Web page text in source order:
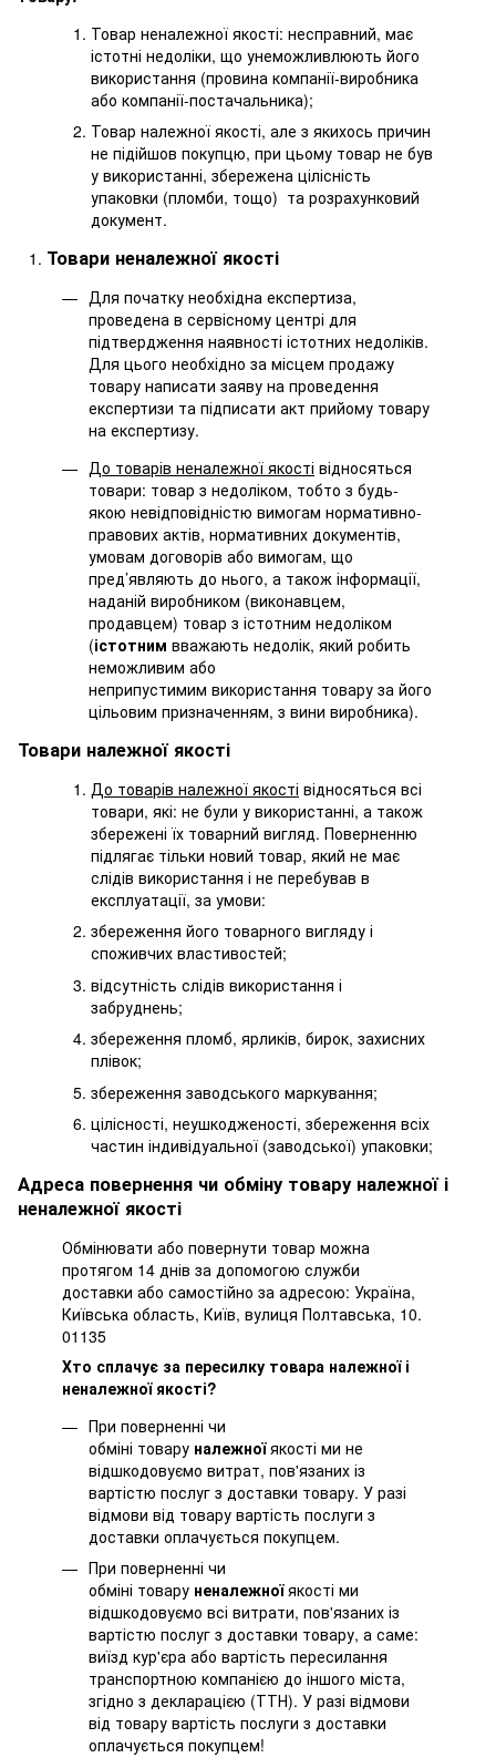
Товар неналежної якості: несправний, має
істотні недоліки, що унеможливлюють його
використання (провина компанії-виробника
або компанії-постачальника);
Товар належної якості, але з якихось причин
не підійшов покупцю, при цьому товар не був
у використанні, збережена цілісність
упаковки (пломби, тощо) та розрахунковий
документ.
Товари неналежної якості
Для початку необхідна експертиза,
проведена в сервісному центрі для
підтвердження наявності істотних недоліків.
Для цього необхідно за місцем продажу
товару написати заяву на проведення
експертизи та підписати акт прийому товару
на експертизу.
До товарів неналежної якості відносяться
товари: товар з недоліком, тобто з будь-
якою невідповідністю вимогам нормативно-
правових актів, нормативних документів,
умовам договорів або вимогам, що
пред’являють до нього, а також інформації,
наданій виробником (виконавцем,
продавцем) товар з істотним недоліком
(істотним вважають недолік, який робить
неможливим або
неприпустимим використання товару за його
цільовим призначенням, з вини виробника).
Товари належної якості
До товарів належної якості відносяться всі
товари, які: не були у використанні, а також
збережені їх товарний вигляд. Поверненню
підлягає тільки новий товар, який не має
слідів використання і не перебував в
експлуатації, за умови:
збереження його товарного вигляду і
споживчих властивостей;
відсутність слідів використання і
забруднень;
збереження пломб, ярликів, бирок, захисних
плівок;
збереження заводського маркування;
цілісності, неушкодженості, збереження всіх
частин індивідуальної (заводської) упаковки;
Адреса повернення чи обміну товару належної і
неналежної якості
Обмінювати або повернути товар можна
протягом 14 днів за допомогою служби
доставки або самостійно за адресою: Україна,
Київська область, Київ, вулиця Полтавська, 10.
01135
Хто сплачує за пересилку товара належної і
неналежної якості?
При поверненні чи
обміні товару належноїякості ми не
відшкодовуємо витрат, пов'язаних із
вартістю послуг з доставки товару. У разі
відмови від товару вартість послуги з
доставки оплачується покупцем.
При поверненні чи
обміні товару неналежноїякості ми
відшкодовуємо всі витрати, пов'язаних із
вартістю послуг з доставки товару, а саме:
виїзд кур'єра або вартість пересилання
транспортною компанією до іншого міста,
згідно з декларацією (ТТН). У разі відмови
від товару вартість послуги з доставки
оплачується покупцем!